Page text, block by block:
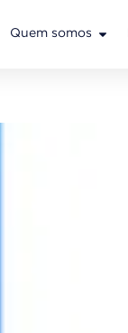
Quem somos